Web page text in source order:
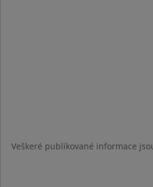
Veškeré publikované informace